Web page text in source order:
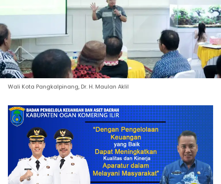
Wali Kota Pangkalpinang, Dr. H. Maulan Aklil